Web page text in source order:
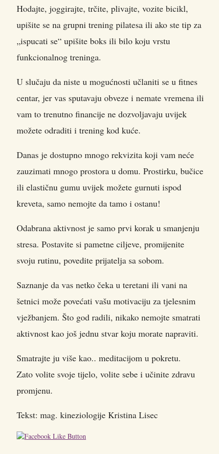
Hodajte, joggirajte, trčite, plivajte, vozite bicikl,
upišite se na grupni trening pilatesa ili ako ste tip za
„ispucati se“ upišite boks ili bilo koju vrstu
funkcionalnog treninga.
U slučaju da niste u mogućnosti učlaniti se u fitnes
centar, jer vas sputavaju obveze i nemate vremena ili
vam to trenutno financije ne dozvoljavaju uvijek
možete odraditi i trening kod kuće.
Danas je dostupno mnogo rekvizita koji vam neće
zauzimati mnogo prostora u domu. Prostirku, bučice
ili elastičnu gumu uvijek možete gurnuti ispod
kreveta, samo nemojte da tamo i ostanu!
Odabrana aktivnost je samo prvi korak u smanjenju
stresa. Postavite si pametne ciljeve, promijenite
svoju rutinu, povedite prijatelja sa sobom.
Saznanje da vas netko čeka u teretani ili vani na
šetnici može povećati vašu motivaciju za tjelesnim
vježbanjem. Što god radili, nikako nemojte smatrati
aktivnost kao još jednu stvar koju morate napraviti.
Smatrajte ju više kao.. meditacijom u pokretu.
Zato volite svoje tijelo, volite sebe i učinite zdravu
promjenu.
Tekst: mag. kineziologije Kristina Lisec